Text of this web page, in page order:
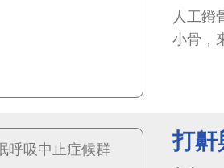
人工鐙
小骨，
打鼾